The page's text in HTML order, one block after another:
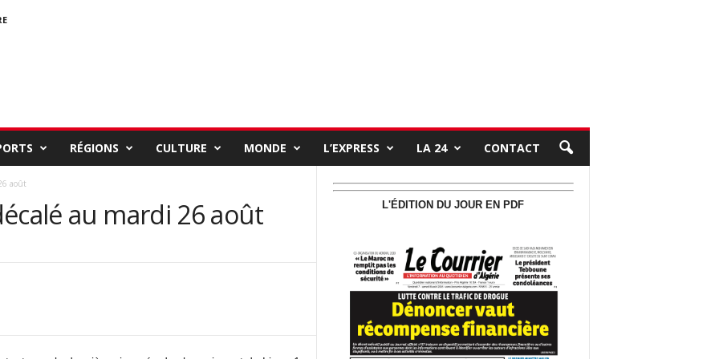
RÉGIONS CULTURE MONDE L’EXPRESS LA 24 CONTACT
août
au mardi 26 août L'ÉDITION DU JOUR EN PDF